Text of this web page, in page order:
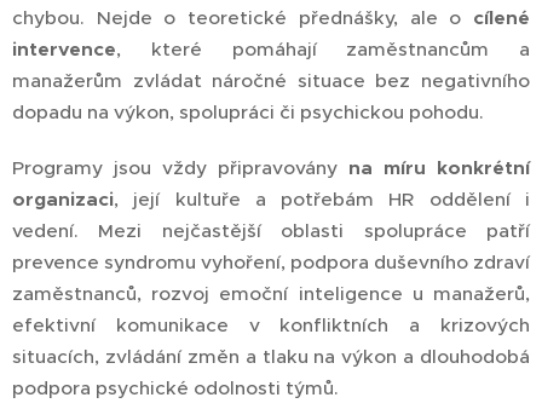
chybou. Nejde o teoretické přednášky, ale o cílené
intervence, které pomáhají zaměstnancům a
manažerům zvládat náročné situace bez negativního
dopadu na výkon, spolupráci či psychickou pohodu.
Programy jsou vždy připravovány na míru konkrétní
organizaci, její kultuře a potřebám HR oddělení i
vedení. Mezi nejčastější oblasti spolupráce patří
prevence syndromu vyhoření, podpora duševního zdraví
zaměstnanců, rozvoj emoční inteligence u manažerů,
efektivní komunikace v konfliktních a krizových
situacích, zvládání změn a tlaku na výkon a dlouhodobá
podpora psychické odolnosti týmů.